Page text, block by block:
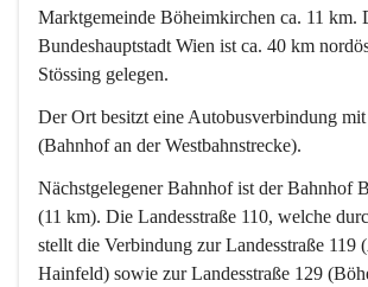
Marktgemeinde Böheimkirchen ca. 11 km.
Bundeshauptstadt Wien ist ca. 40 km
Stössing gelegen.
Der Ort besitzt eine Autobusverbindung
(Bahnhof an der Westbahnstrecke).
Nächstgelegener Bahnhof ist der Bahnhof
(11 km). Die Landesstraße 110, welche
stellt die Verbindung zur Landesstraße 119
Hainfeld) sowie zur Landesstraße 129